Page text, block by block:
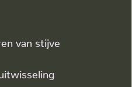
van stijve